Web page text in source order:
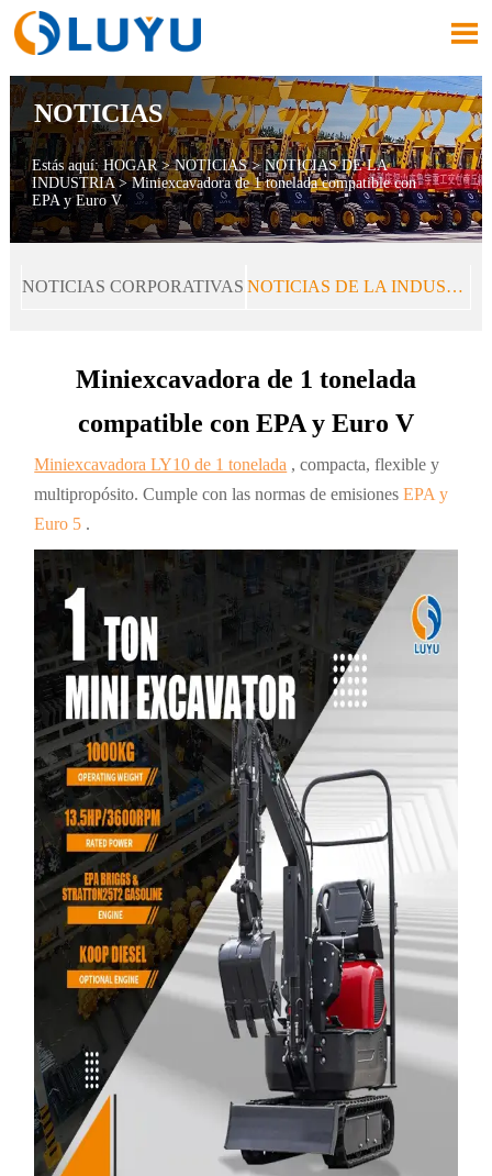

NOTICIAS
Estás aquí:HOGAR>NOTICIAS>NOTICIAS DE LA
INDUSTRIA>Miniexcavadora de 1 tonelada compatible con
EPA y Euro V
NOTICIAS CORPORATIVAS NOTICIAS DE LA INDUSTRIA
Miniexcavadora de 1 tonelada
compatible con EPA y Euro V
Miniexcavadora LY10 de 1 tonelada , compacta, flexible y
multipropósito. Cumple con las normas de emisionesEPA y
Euro 5 .